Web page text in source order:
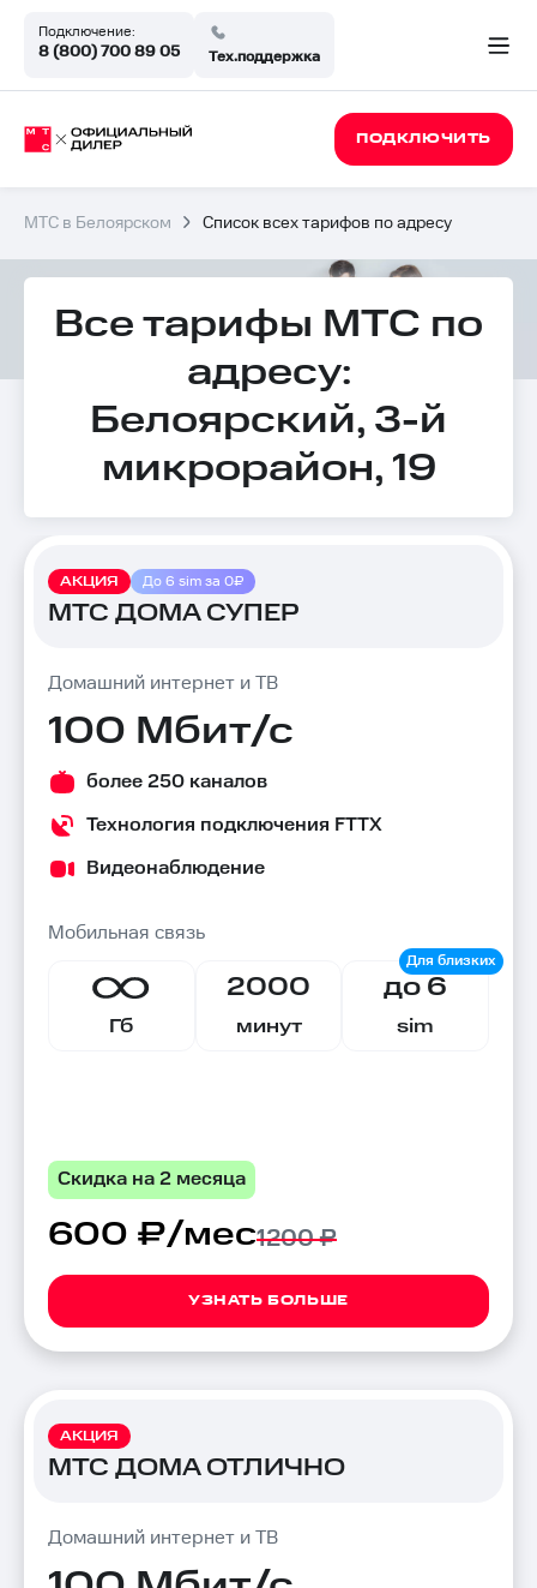
Подключение:
8 (800) 700 89 05 Тех.поддержка
ПОДКЛЮЧИТЬ
МТС в Белоярском Список всех тарифов по адресу
Все тарифы МТС по
адресу:
Белоярский, 3-й
микрорайон, 19
АКЦИЯ До 6 sim за 0₽
МТС ДОМА СУПЕР
Домашний интернет и ТВ
100 Мбит/с
более 250 каналов
Технология подключения FTTX
Видеонаблюдение
Мобильная связь
Гб
2000
минут
до 6
sim
Скидка на 2 месяца
600 ₽/мес1200 ₽
УЗНАТЬ БОЛЬШЕ
АКЦИЯ
МТС ДОМА ОТЛИЧНО
Домашний интернет и ТВ